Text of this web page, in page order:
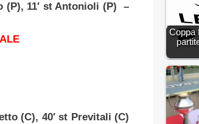
(P), 11′ st Antonioli (P) –
(C), 40′ st Previtali (C)
Coppa